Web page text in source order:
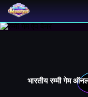
भारतीय रम्मी गेम